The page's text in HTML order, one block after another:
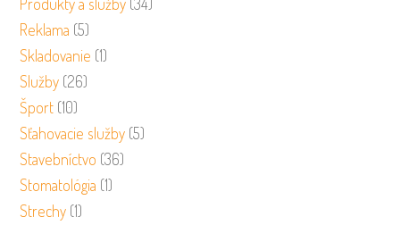
Reklama (5)
Skladovanie (1)
Služby (26)
Šport (10)
Sťahovacie služby (5)
Stavebníctvo (36)
Stomatológia (1)
Strechy (1)